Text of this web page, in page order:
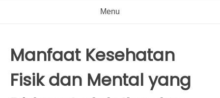
Menu
Manfaat Kesehatan
Fisik dan Mental yang